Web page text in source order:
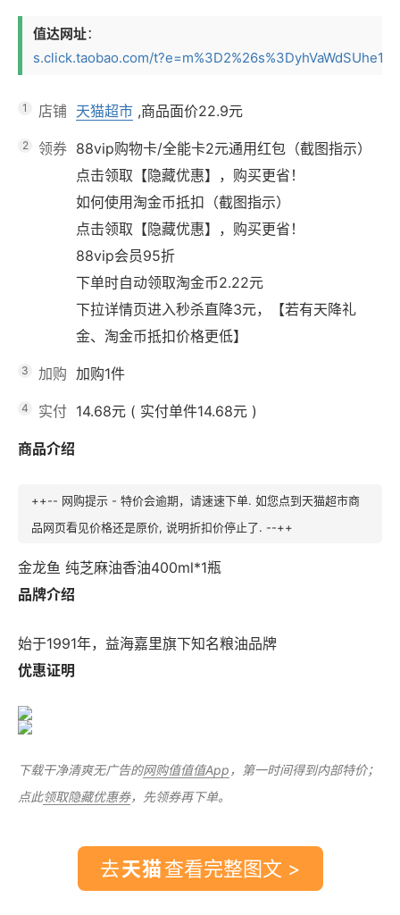
值达网址：
s.click.taobao.com/
1 店铺 天猫超市 ,商品面价22.9元
2 领券 88vip购物卡/全能卡2元通用红包（截图指示）
点击领取【隐藏优惠】，购买更省！
如何使用淘金币抵扣（截图指示）
点击领取【隐藏优惠】，购买更省！
88vip会员95折
下单时自动领取淘金币2.22元
下拉详情页进入秒杀直降3元，【若有天降礼
金、淘金币抵扣价格更低】
3 加购 加购1件
4 实付 14.68元 ( 实付单件14.68元 )
商品介绍
++-- 网购提示 - 特价会逾期，请速速下单. 如您点到天猫超市商
品网页看见价格还是原价, 说明折扣价停止了. --++
金龙鱼 纯芝麻油香油400ml*1瓶
品牌介绍
始于1991年，益海嘉里旗下知名粮油品牌
优惠证明
下载干净清爽无广告的网购值值值App ，第一时间得到内部特价；
点此领取隐藏优惠券，先领券再下单。
去 查看完整图文 >